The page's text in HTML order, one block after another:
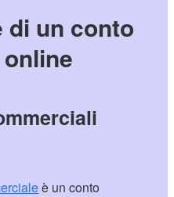
di un conto
è un conto